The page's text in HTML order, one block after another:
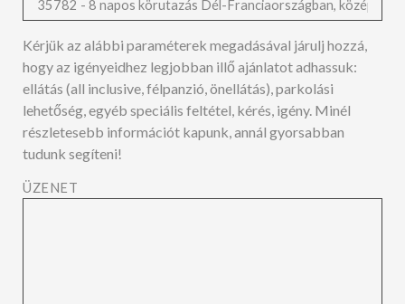
Kérjük az alábbi paraméterek megadásával járulj hozzá,
hogy az igényeidhez legjobban illő ajánlatot adhassuk:
ellátás (all inclusive, félpanzió, önellátás), parkolási
lehetőség, egyéb speciális feltétel, kérés, igény. Minél
részletesebb információt kapunk, annál gyorsabban
tudunk segíteni!
ÜZENET